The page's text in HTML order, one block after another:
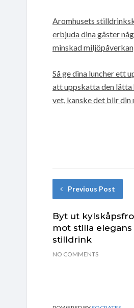
Aromhusets
erbjuda dina gäster
minskad
Så ge dina luncher ett
att uppskatta den lätta
vet, kanske det blir din
Previous Post
Byt ut
mot stilla
stilldrink
NO COMMENTS